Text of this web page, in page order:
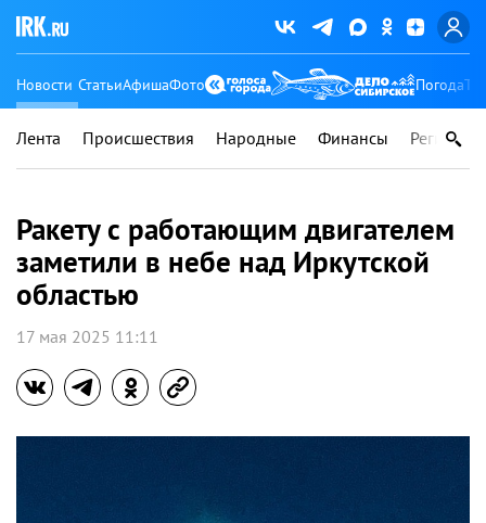
Новости СтатьиАфишаФото Погода
Лента Происшествия Народные Финансы Регионы
Ракету с работающим двигателем
заметили в небе над Иркутской
областью
17 мая 2025 11:11